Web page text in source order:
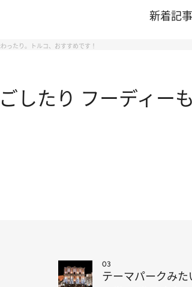
新着記事
ったり。トルコ、おすすめです！
したり フーディー
03
テーマパークみ